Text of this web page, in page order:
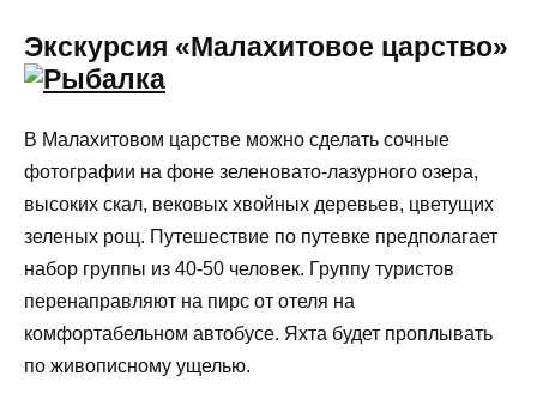
Экскурсия «Малахитовое царство»
В Малахитовом царстве можно сделать сочные
фотографии на фоне зеленовато-лазурного озера,
высоких скал, вековых хвойных деревьев, цветущих
зеленых рощ. Путешествие по путевке предполагает
набор группы из 40-50 человек. Группу туристов
перенаправляют на пирс от отеля на
комфортабельном автобусе. Яхта будет проплывать
по живописному ущелью.